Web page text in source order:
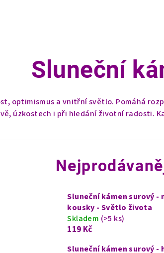
Sluneční
optimismus a vnitřní světlo. Pomáhá
úzkostech i při hledání životní radosti.
Sluneční kámen surový -
kousky - Světlo života
Skladem (>5 ks)
119 Kč
Sluneční kámen surový -